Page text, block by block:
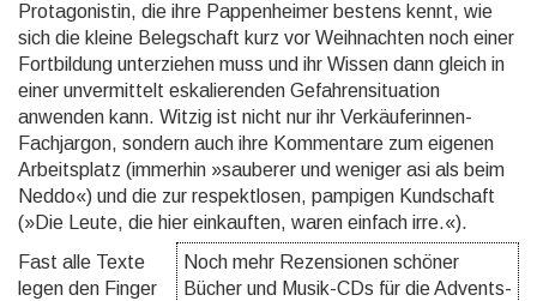
Protago­nistin, die ihre Pappen­heimer bestens kennt, wie
sich die kleine Beleg­schaft kurz vor Weih­nachten noch einer
Fortbil­dung unter­ziehen muss und ihr Wissen dann gleich in
einer unver­mittelt eskalie­renden Gefahren­situation
anwenden kann. Witzig ist nicht nur ihr Verkäufe­rinnen-
Fach­jargon, sondern auch ihre Kommen­tare zum eigenen
Arbeits­platz (immer­hin »sauberer und weniger asi als beim
Neddo«) und die zur respekt­losen, pampigen Kund­schaft
(»Die Leute, die hier einkauften, waren einfach irre.«).
Noch mehr Rezensionen schöner
Bücher und Musik-CDs für die Advents-
Fast alle Texte
legen den Finger